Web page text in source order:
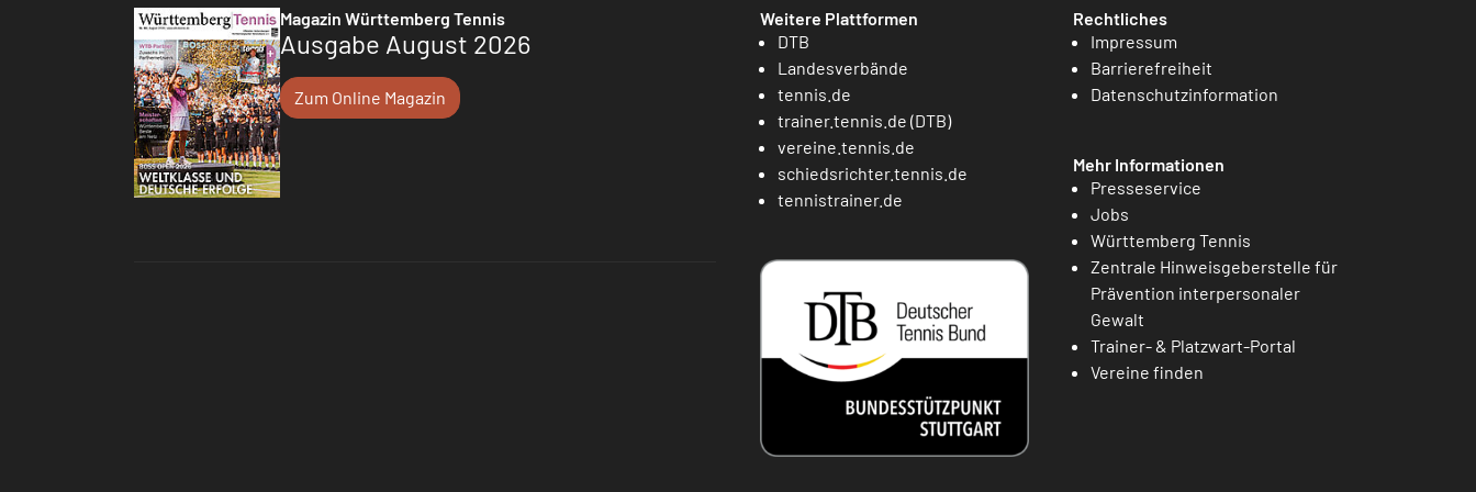
Magazin Württemberg Tennis
Ausgabe August 2026
Zum Online Magazin
Weitere Plattformen
DTB
Landesverbände
tennis.de
trainer.tennis.de (DTB)
vereine.tennis.de
schiedsrichter.tennis.de
tennistrainer.de
Rechtliches
Impressum
Barrierefreiheit
Datenschutzinformation
Mehr Informationen
Presseservice
Jobs
Württemberg Tennis
Zentrale Hinweisgeberstelle für
Prävention interpersonaler
Gewalt
Trainer- & Platzwart-Portal
Vereine finden